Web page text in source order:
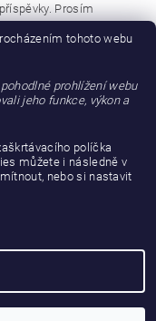
Prosím
vyhrazena
tohoto webu
prohlížení webu
jeho funkce, výkon a
políčka
můžete i následně v
nebo si nastavit